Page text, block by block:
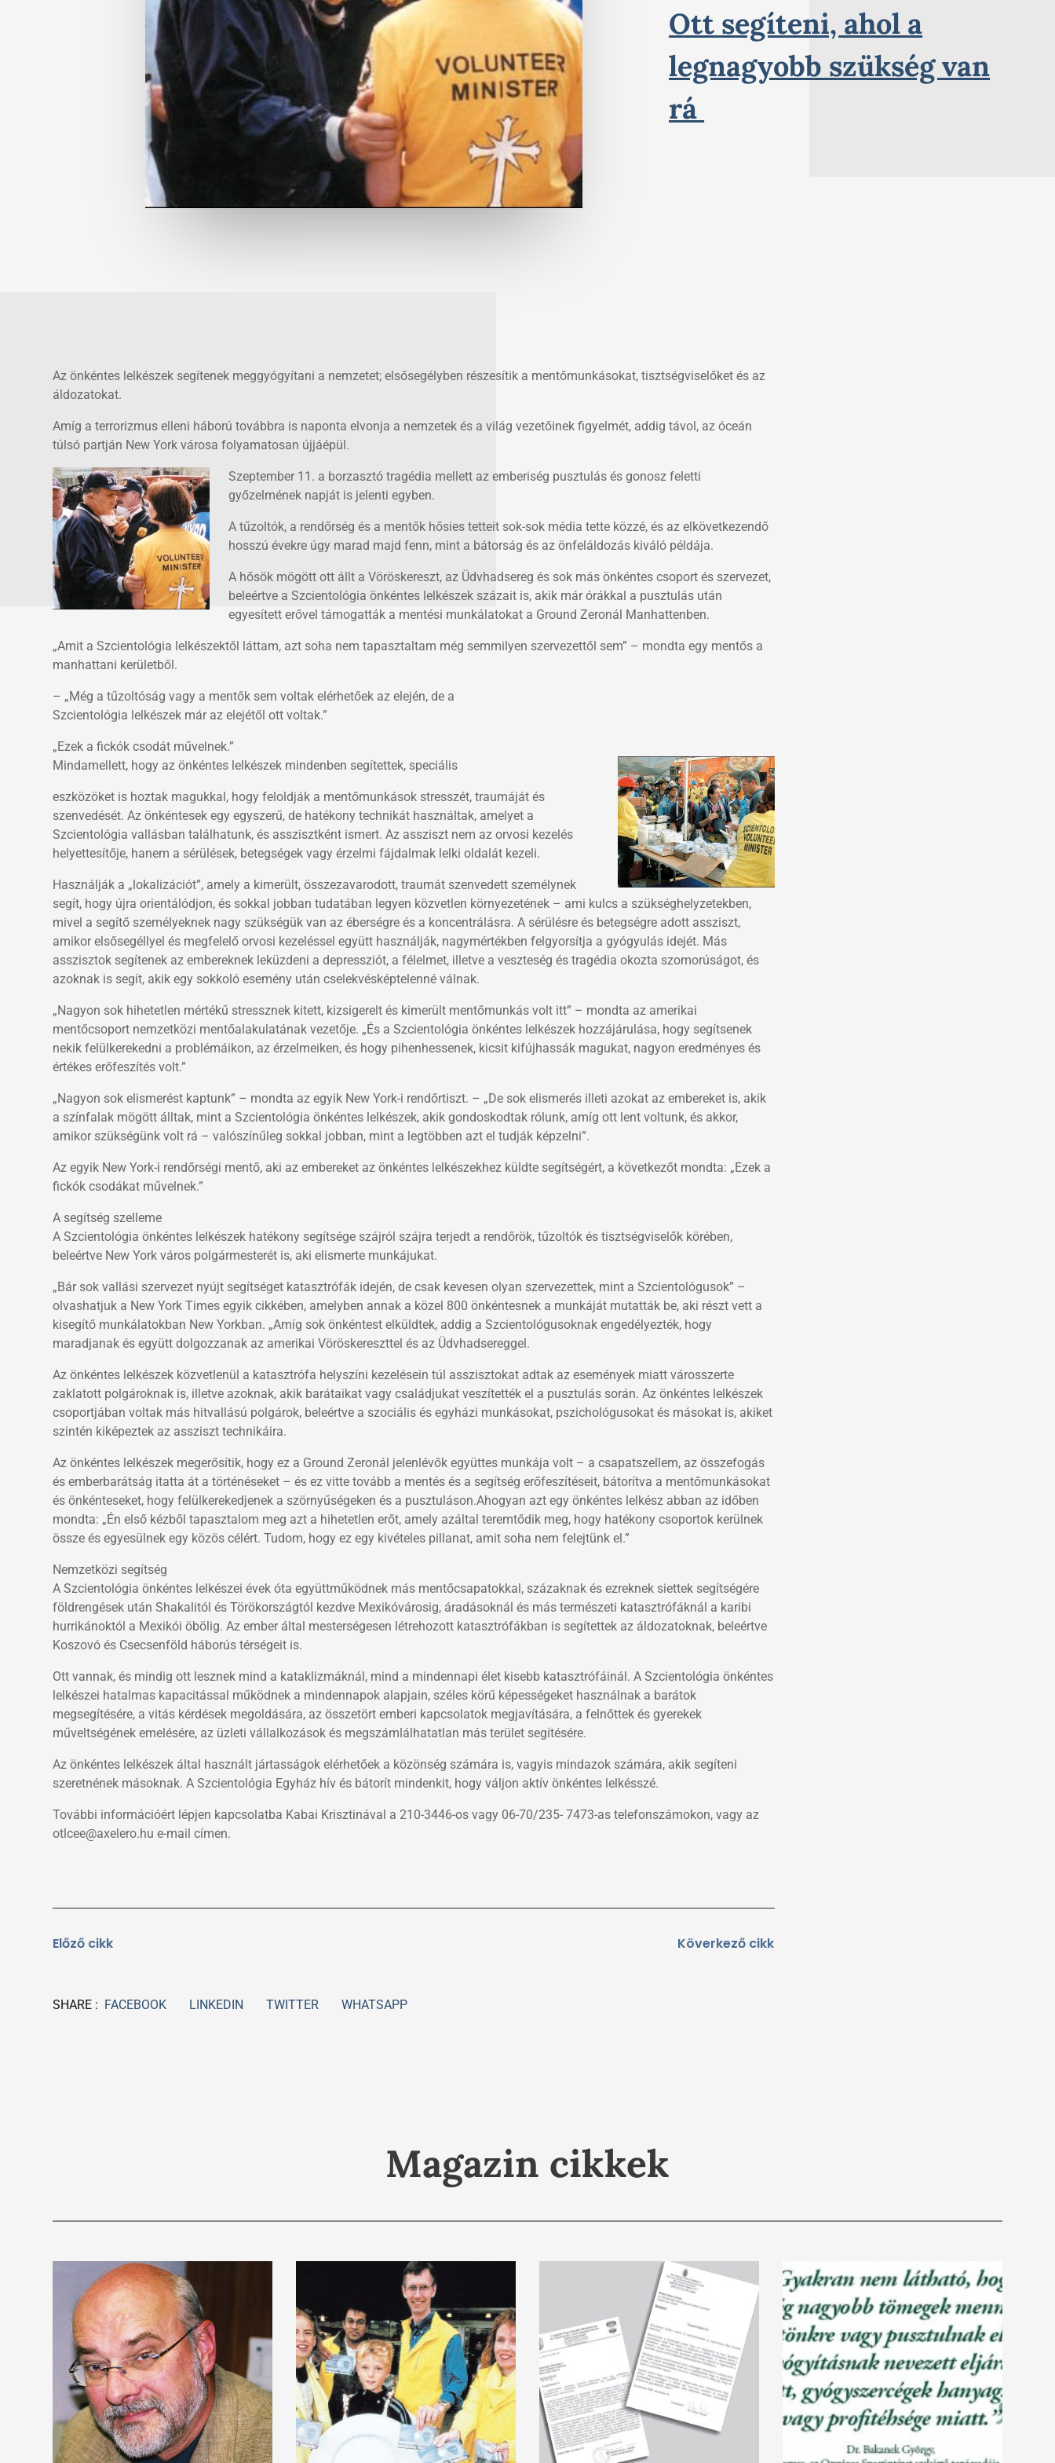
Ott segíteni, ahol a
legnagyobb szükség van
rá
Az önkéntes lelkészek segítenek meggyógyítani a nemzetet; elsősegélyben részesítik a mentőmunkásokat, tisztségviselőket és az
áldozatokat.
Amíg a terrorizmus elleni háború továbbra is naponta elvonja a nemzetek és a világ vezetőinek figyelmét, addig távol, az óceán
túlsó partján New York városa folyamatosan újjáépül.
Szeptember 11. a borzasztó tragédia mellett az emberiség pusztulás és gonosz feletti
győzelmének napját is jelenti egyben.
A tűzoltók, a rendőrség és a mentők hősies tetteit sok-sok média tette közzé, és az elkövetkezendő
hosszú évekre úgy marad majd fenn, mint a bátorság és az önfeláldozás kiváló példája.
A hősök mögött ott állt a Vöröskereszt, az Üdvhadsereg és sok más önkéntes csoport és szervezet,
beleértve a Szcientológia önkéntes lelkészek százait is, akik már órákkal a pusztulás után
egyesített erővel támogatták a mentési munkálatokat a Ground Zeronál Manhattenben.
„Amit a Szcientológia lelkészektől láttam, azt soha nem tapasztaltam még semmilyen szervezettől sem” – mondta egy mentős a
manhattani kerületből.
– „Még a tűzoltóság vagy a mentők sem voltak elérhetőek az elején, de a
Szcientológia lelkészek már az elejétől ott voltak.”
„Ezek a fickók csodát művelnek.”
Mindamellett, hogy az önkéntes lelkészek mindenben segítettek, speciális
eszközöket is hoztak magukkal, hogy feloldják a mentőmunkások stresszét, traumáját és
szenvedését. Az önkéntesek egy egyszerű, de hatékony technikát használtak, amelyet a
Szcientológia vallásban találhatunk, és asszisztként ismert. Az assziszt nem az orvosi kezelés
helyettesítője, hanem a sérülések, betegségek vagy érzelmi fájdalmak lelki oldalát kezeli.
Használják a „lokalizációt”, amely a kimerült, összezavarodott, traumát szenvedett személynek
segít, hogy újra orientálódjon, és sokkal jobban tudatában legyen közvetlen környezetének – ami kulcs a szükséghelyzetekben,
mivel a segítő személyeknek nagy szükségük van az éberségre és a koncentrálásra. A sérülésre és betegségre adott assziszt,
amikor elsősegéllyel és megfelelő orvosi kezeléssel együtt használják, nagymértékben felgyorsítja a gyógyulás idejét. Más
asszisztok segítenek az embereknek leküzdeni a depressziót, a félelmet, illetve a veszteség és tragédia okozta szomorúságot, és
azoknak is segít, akik egy sokkoló esemény után cselekvésképtelenné válnak.
„Nagyon sok hihetetlen mértékű stressznek kitett, kizsigerelt és kimerült mentőmunkás volt itt” – mondta az amerikai
mentőcsoport nemzetközi mentőalakulatának vezetője. „És a Szcientológia önkéntes lelkészek hozzájárulása, hogy segítsenek
nekik felülkerekedni a problémáikon, az érzelmeiken, és hogy pihenhessenek, kicsit kifújhassák magukat, nagyon eredményes és
értékes erőfeszítés volt.”
„Nagyon sok elismerést kaptunk” – mondta az egyik New York-i rendőrtiszt. – „De sok elismerés illeti azokat az embereket is, akik
a színfalak mögött álltak, mint a Szcientológia önkéntes lelkészek, akik gondoskodtak rólunk, amíg ott lent voltunk, és akkor,
amikor szükségünk volt rá – valószínűleg sokkal jobban, mint a legtöbben azt el tudják képzelni”.
Az egyik New York-i rendőrségi mentő, aki az embereket az önkéntes lelkészekhez küldte segítségért, a következőt mondta: „Ezek a
fickók csodákat művelnek.”
A segítség szelleme
A Szcientológia önkéntes lelkészek hatékony segítsége szájról szájra terjedt a rendőrök, tűzoltók és tisztségviselők körében,
beleértve New York város polgármesterét is, aki elismerte munkájukat.
„Bár sok vallási szervezet nyújt segítséget katasztrófák idején, de csak kevesen olyan szervezettek, mint a Szcientológusok” –
olvashatjuk a New York Times egyik cikkében, amelyben annak a közel 800 önkéntesnek a munkáját mutatták be, aki részt vett a
kisegítő munkálatokban New Yorkban. „Amíg sok önkéntest elküldtek, addig a Szcientológusoknak engedélyezték, hogy
maradjanak és együtt dolgozzanak az amerikai Vöröskereszttel és az Üdvhadsereggel.
Az önkéntes lelkészek közvetlenül a katasztrófa helyszíni kezelésein túl asszisztokat adtak az események miatt városszerte
zaklatott polgároknak is, illetve azoknak, akik barátaikat vagy családjukat veszítették el a pusztulás során. Az önkéntes lelkészek
csoportjában voltak más hitvallású polgárok, beleértve a szociális és egyházi munkásokat, pszichológusokat és másokat is, akiket
szintén kiképeztek az assziszt technikáira.
Az önkéntes lelkészek megerősítik, hogy ez a Ground Zeronál jelenlévők együttes munkája volt – a csapatszellem, az összefogás
és emberbarátság itatta át a történéseket – és ez vitte tovább a mentés és a segítség erőfeszítéseit, bátorítva a mentőmunkásokat
és önkénteseket, hogy felülkerekedjenek a szörnyűségeken és a pusztuláson.Ahogyan azt egy önkéntes lelkész abban az időben
mondta: „Én első kézből tapasztalom meg azt a hihetetlen erőt, amely azáltal teremtődik meg, hogy hatékony csoportok kerülnek
össze és egyesülnek egy közös célért. Tudom, hogy ez egy kivételes pillanat, amit soha nem felejtünk el.”
Nemzetközi segítség
A Szcientológia önkéntes lelkészei évek óta együttműködnek más mentőcsapatokkal, százaknak és ezreknek siettek segítségére
földrengések után Shakalitól és Törökországtól kezdve Mexikóvárosig, áradásoknál és más természeti katasztrófáknál a karibi
hurrikánoktól a Mexikói öbölig. Az ember által mesterségesen létrehozott katasztrófákban is segítettek az áldozatoknak, beleértve
Koszovó és Csecsenföld háborús térségeit is.
Ott vannak, és mindig ott lesznek mind a kataklizmáknál, mind a mindennapi élet kisebb katasztrófáinál. A Szcientológia önkéntes
lelkészei hatalmas kapacitással működnek a mindennapok alapjain, széles körű képességeket használnak a barátok
megsegítésére, a vitás kérdések megoldására, az összetört emberi kapcsolatok megjavítására, a felnőttek és gyerekek
műveltségének emelésére, az üzleti vállalkozások és megszámlálhatatlan más terület segítésére.
Az önkéntes lelkészek által használt jártasságok elérhetőek a közönség számára is, vagyis mindazok számára, akik segíteni
szeretnének másoknak. A Szcientológia Egyház hív és bátorít mindenkit, hogy váljon aktív önkéntes lelkésszé.
További információért lépjen kapcsolatba Kabai Krisztinával a 210-3446-os vagy 06-70/235- 7473-as telefonszámokon, vagy az
otlcee@axelero.hu e-mail címen.
Előző cikk Köverkező cikk
SHARE : FACEBOOK LINKEDIN TWITTER WHATSAPP
Magazin cikkek